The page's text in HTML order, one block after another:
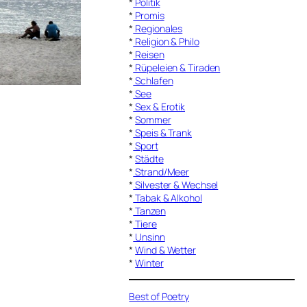
* Promis
* Regionales
* Religion & Philo
* Reisen
* Rüpeleien & Tiraden
* Schlafen
* See
* Sex & Erotik
*Sommer
* Speis & Trank
* Sport
*Städte
* Strand/Meer
* Silvester & Wechsel
* Tabak & Alkohol
* Tanzen
* Tiere
* Unsinn
*Wind & Wetter
*Winter
Best of Poetry